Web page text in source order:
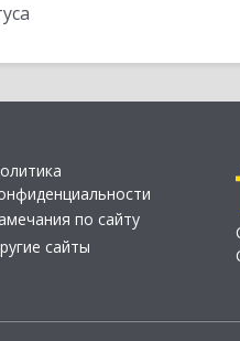
по сайту
сайты